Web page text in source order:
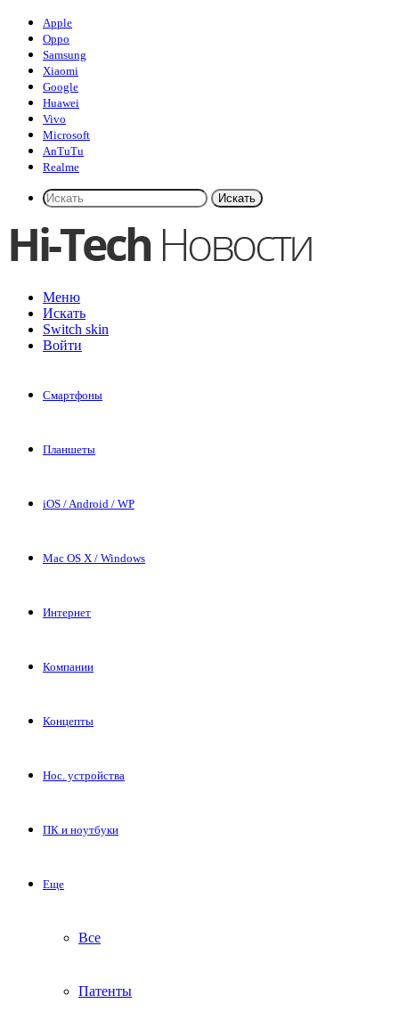
Apple
Oppo
Samsung
Xiaomi
Google
Huawei
Vivo
Microsoft
AnTuTu
Realme
Искать
Меню
Искать
Switch skin
Войти
Смартфоны
Планшеты
iOS / Android / WP
Mac OS X / Windows
Интернет
Компании
Концепты
Нос. устройства
ПК и ноутбуки
Еще
Все
Патенты